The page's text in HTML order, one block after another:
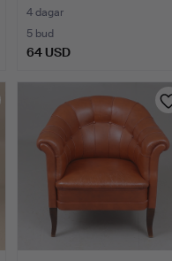
4 dagar
5 bud
64 USD